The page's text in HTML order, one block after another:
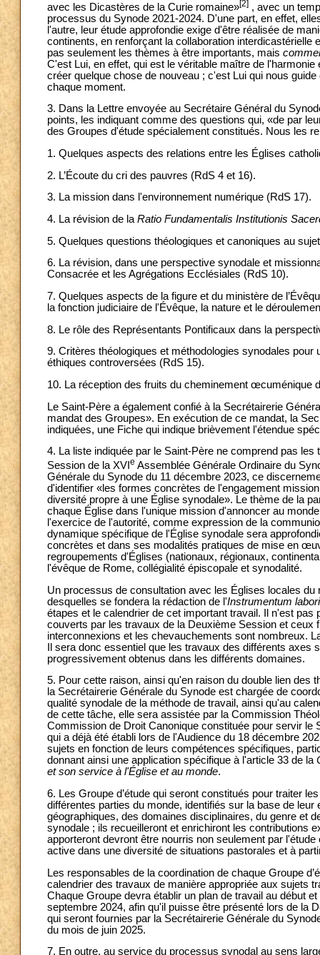
avec les Dicastères de la Curie romaine»[2] , avec un
processus du Synode 2021-2024. D'une part, en effet,
l'autre, leur étude approfondie exige d'être réalisée de
continents, en renforçant la collaboration
pas seulement les thèmes à être importants, mais
C'est Lui, en effet, qui est le véritable maître de
créer quelque chose de nouveau ; c'est Lui qui nous
chaque moment.
3. Dans la Lettre envoyée au Secrétaire Général du
points, les indiquant comme des questions qui, «de par
des Groupes d'étude spécialement constitués. Nous les
1. Quelques aspects des relations entre les Églises
2. L’Écoute du cri des pauvres (RdS 4 et 16).
3. La mission dans l'environnement numérique (RdS 17).
4. La révision de la Ratio Fundamentalis Institutionis
5. Quelques questions théologiques et canoniques au
6. La révision, dans une perspective synodale et
Consacrée et les Agrégations Ecclésiales (RdS 10).
7. Quelques aspects de la figure et du ministère de
la fonction judiciaire de l'Évêque, la nature et le
8. Le rôle des Représentants Pontificaux dans la
9. Critères théologiques et méthodologies synodales
éthiques controversées (RdS 15).
10. La réception des fruits du cheminement œcuménique
Le Saint-Père a également confié à la Secrétairerie
mandat des Groupes». En exécution de ce mandat, la
indiquées, une Fiche qui indique brièvement l'étendue
4. La liste indiquée par le Saint-Père ne comprend pas
Session de la XVI e Assemblée Générale Ordinaire du
Générale du Synode du 11 décembre 2023, ce
d'identifier «les formes concrètes de l'engagement
diversité propre à une Église synodale». Le thème de la
chaque Église dans l'unique mission d'annoncer au
l'exercice de l'autorité, comme expression de la
dynamique spécifique de l'Église synodale sera
concrètes et dans ses modalités pratiques de mise en
regroupements d'Églises (nationaux, régionaux,
l'évêque de Rome, collégialité épiscopale et synodalité.
Un processus de consultation avec les Églises locales
desquelles se fondera la rédaction de l'Instrumentum
étapes et le calendrier de cet important travail. Il n'est
couverts par les travaux de la Deuxième Session et ceux
interconnexions et les chevauchements sont nombreux.
Il sera donc essentiel que les travaux des différents
progressivement obtenus dans les différents domaines.
5. Pour cette raison, ainsi qu'en raison du double lien des
la Secrétairerie Générale du Synode est chargée de
qualité synodale de la méthode de travail, ainsi qu'au
de cette tâche, elle sera assistée par la Commission
Commission de Droit Canonique constituée pour servir
qui a déjà été établi lors de l'Audience du 18 décembre
sujets en fonction de leurs compétences spécifiques,
donnant ainsi une application spécifique à l'article 33 de la
et son service à l'Église et au monde.
6. Les Groupe d’étude qui seront constitués pour traiter
différentes parties du monde, identifiés sur la base de
géographiques, des domaines disciplinaires, du genre et
synodale ; ils recueilleront et enrichiront les contributions
apporteront devront être nourris non seulement par
active dans une diversité de situations pastorales et à
Les responsables de la coordination de chaque Groupe
calendrier des travaux de manière appropriée aux sujets
Chaque Groupe devra établir un plan de travail au début
septembre 2024, afin qu'il puisse être présenté lors de la
qui seront fournies par la Secrétairerie Générale du
du mois de juin 2025.
7. En outre, au service du processus synodal au sens